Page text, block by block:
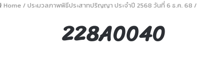
Home / ประมวลภาพพิธีประสาทปริญญา ประจำปี 2568 วันที่ 6 ธ.ค. 68 /
228A0040